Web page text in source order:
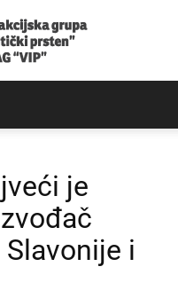
je
i